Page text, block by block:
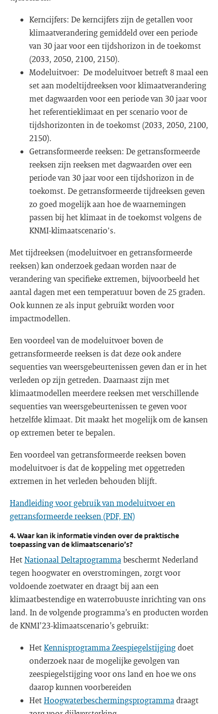
Kerncijfers: De kerncijfers zijn de getallen voor
klimaatverandering gemiddeld over een periode
van 30 jaar voor een tijdshorizon in de toekomst
(2033, 2050, 2100, 2150).
Modeluitvoer: De modeluitvoer betreft 8 maal een
set aan modeltijdreeksen voor klimaatverandering
met dagwaarden voor een periode van 30 jaar voor
het referentieklimaat en per scenario voor de
tijdshorizonten in de toekomst (2033, 2050, 2100,
2150).
Getransformeerde reeksen: De getransformeerde
reeksen zijn reeksen met dagwaarden over een
periode van 30 jaar voor een tijdshorizon in de
toekomst. De getransformeerde tijdreeksen geven
zo goed mogelijk aan hoe de waarnemingen
passen bij het klimaat in de toekomst volgens de
KNMI-klimaatscenario's.
Met tijdreeksen (modeluitvoer en getransformeerde
reeksen) kan onderzoek gedaan worden naar de
verandering van specifieke extremen, bijvoorbeeld het
aantal dagen met een temperatuur boven de 25 graden.
Ook kunnen ze als input gebruikt worden voor
impactmodellen.
Een voordeel van de modeluitvoer boven de
getransformeerde reeksen is dat deze ook andere
sequenties van weersgebeurtenissen geven dan er in het
verleden op zijn getreden. Daarnaast zijn met
klimaatmodellen meerdere reeksen met verschillende
sequenties van weersgebeurtenissen te geven voor
hetzelfde klimaat. Dit maakt het mogelijk om de kansen
op extremen beter te bepalen.
Een voordeel van getransformeerde reeksen boven
modeluitvoer is dat de koppeling met opgetreden
extremen in het verleden behouden blijft.
Handleiding voor gebruik van modeluitvoer en
getransformeerde reeksen (PDF, EN)
4. Waar kan ik informatie vinden over de praktische
toepassing van de klimaatscenario’s?
HetNationaal Deltaprogramma beschermt Nederland
tegen hoogwater en overstromingen, zorgt voor
voldoende zoetwater en draagt bij aan een
klimaatbestendige en waterrobuuste inrichting van ons
land. In de volgende programma’s en producten worden
de KNMI’23-klimaatscenario’s gebruikt:
HetKennisprogramma Zeespiegelstijgingdoet
onderzoek naar de mogelijke gevolgen van
zeespiegelstijging voor ons land en hoe we ons
daarop kunnen voorbereiden
HetHoogwaterbeschermingsprogramma draagt